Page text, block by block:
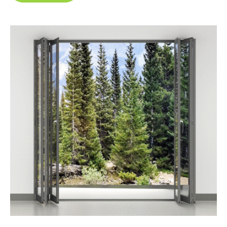
Тепло в любое время года
Защита от шума с улицы
Надёжность и простота
Вызвать замерщика
Безрамное
остекление
террасы